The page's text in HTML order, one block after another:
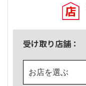
受け取り店舗：
お店を選ぶ